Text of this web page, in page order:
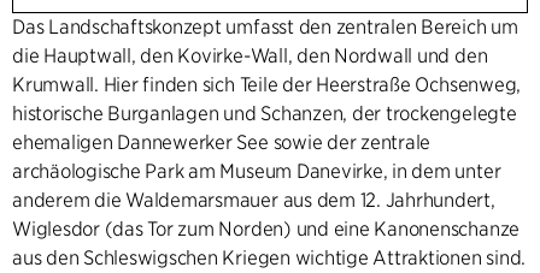
Das Landschaftskonzept umfasst den zentralen Bereich um
die Hauptwall, den Kovirke-Wall, den Nordwall und den
Krumwall. Hier finden sich Teile der Heerstraße Ochsenweg,
historische Burganlagen und Schanzen, der trockengelegte
ehemaligen Dannewerker See sowie der zentrale
archäologische Park am Museum Danevirke, in dem unter
anderem die Waldemarsmauer aus dem 12. Jahrhundert,
Wiglesdor (das Tor zum Norden) und eine Kanonenschanze
aus den Schleswigschen Kriegen wichtige Attraktionen sind.